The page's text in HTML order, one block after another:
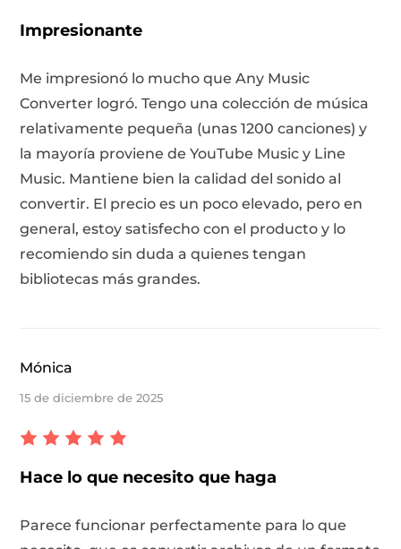
línea
reproducción
Impresionante
Me impresionó lo mucho que Any Music
Converter logró. Tengo una colección de música
relativamente pequeña (unas 1200 canciones) y
la mayoría proviene de YouTube Music y Line
Music. Mantiene bien la calidad del sonido al
convertir. El precio es un poco elevado, pero en
general, estoy satisfecho con el producto y lo
recomiendo sin duda a quienes tengan
bibliotecas más grandes.
Mónica
15 de diciembre de 2025
Hace lo que necesito que haga
Parece funcionar perfectamente para lo que